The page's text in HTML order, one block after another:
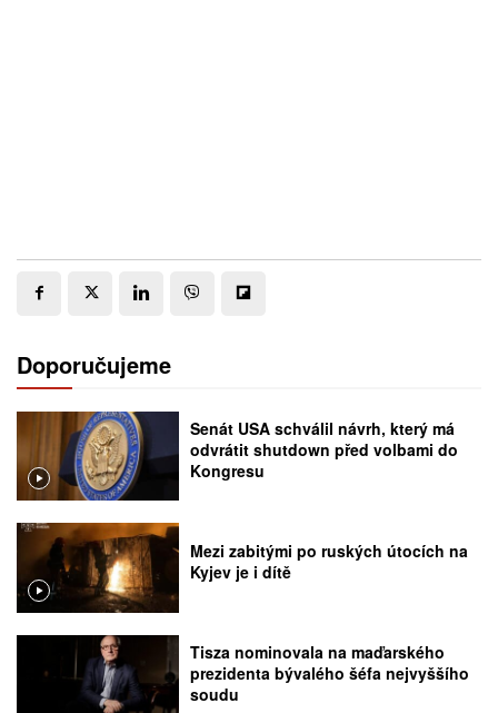
Doporučujeme
Senát USA schválil návrh, který má
odvrátit shutdown před volbami do
Kongresu
Mezi zabitými po ruských útocích na
Kyjev je i dítě
Tisza nominovala na maďarského
prezidenta bývalého šéfa nejvyššího
soudu